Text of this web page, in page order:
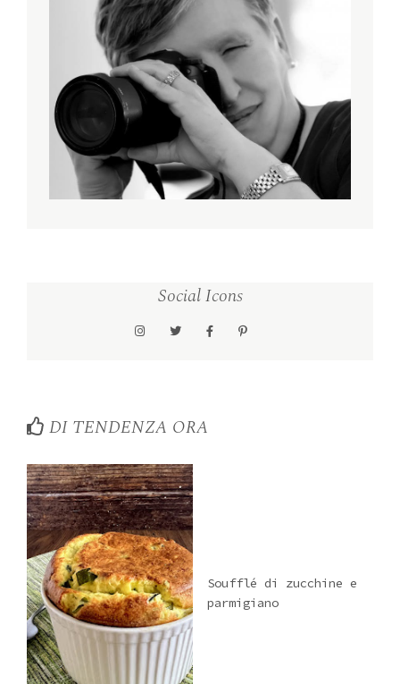
Social Icons
DI TENDENZA ORA
Soufflé di zucchine e
parmigiano